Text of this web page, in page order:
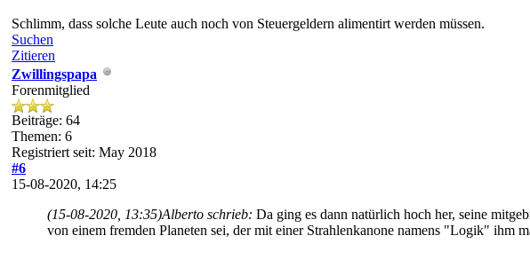
Schlimm, dass solche Leute auch noch von Steuergeldern alimentirt werden müssen.
Suchen
Zitieren
Zwillingspapa
Forenmitglied
Beiträge: 64
Themen: 6
Registriert seit: May 2018
#6
15-08-2020, 14:25
(15-08-2020, 13:35)Alberto schrieb: Da ging es dann natürlich hoch her, seine
von einem fremden Planeten sei, der mit einer Strahlenkanone namens "Logik" ihm